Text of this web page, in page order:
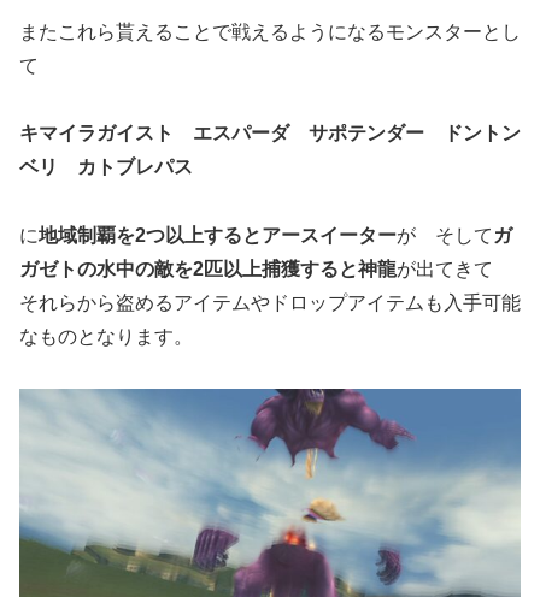
またこれら貰えることで戦えるようになるモンスターとし
て
キマイラガイスト エスパーダ サポテンダー ドントン
ベリ カトブレパス
に地域制覇を2つ以上するとアースイーターが そして ガ
ガゼトの水中の敵を2匹以上捕獲すると神龍が出てきて
それらから盗めるアイテムやドロップアイテムも入手可能
なものとなります。